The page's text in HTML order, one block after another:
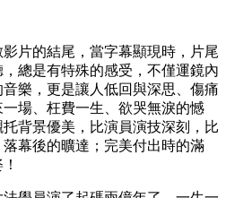
片的結尾，當字幕顯現時，片尾
總是有特殊的感受，不僅運鏡內
樂，更是讓人低回與深思、傷痛
場、枉費一生、欲哭無淚的憾
背景優美，比演員演技深刻，比
幕後的曠達；完美付出時的滿